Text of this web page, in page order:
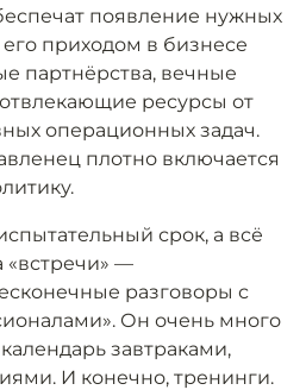
появление нужных
приходом в бизнесе
партнёрства, вечные
ресурсы от
операционных задач.
плотно включается
срок, а всё
«встречи» —
разговоры с
Он очень много
завтраками,
И конечно, тренинги.